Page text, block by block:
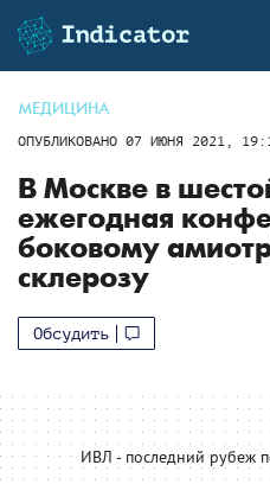
МЕДИЦИНА
ОПУБЛИКОВАНО 07 ИЮНЯ 2021,
В Москве в
ежегодная
боковому
склерозу
Обсудить
ИВЛ - последний рубеж